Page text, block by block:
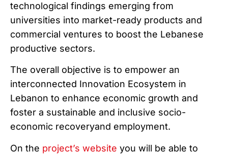
technological findings emerging from
universities into market-ready products and
commercial ventures to boost the Lebanese
productive sectors.
The overall objective is to empower an
interconnected Innovation Ecosystem in
Lebanon to enhance economic growth and
foster a sustainable and inclusive socio-
economic recoveryand employment.
On the project’s website you will be able to